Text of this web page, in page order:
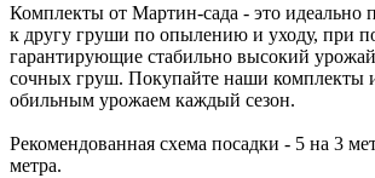
Комплекты от Мартин-сада - это идеально
к другу груши по опылению и уходу, при
гарантирующие стабильно высокий
сочных груш. Покупайте наши комплекты
обильным урожаем каждый сезон.
Рекомендованная схема посадки - 5 на 3
метра.